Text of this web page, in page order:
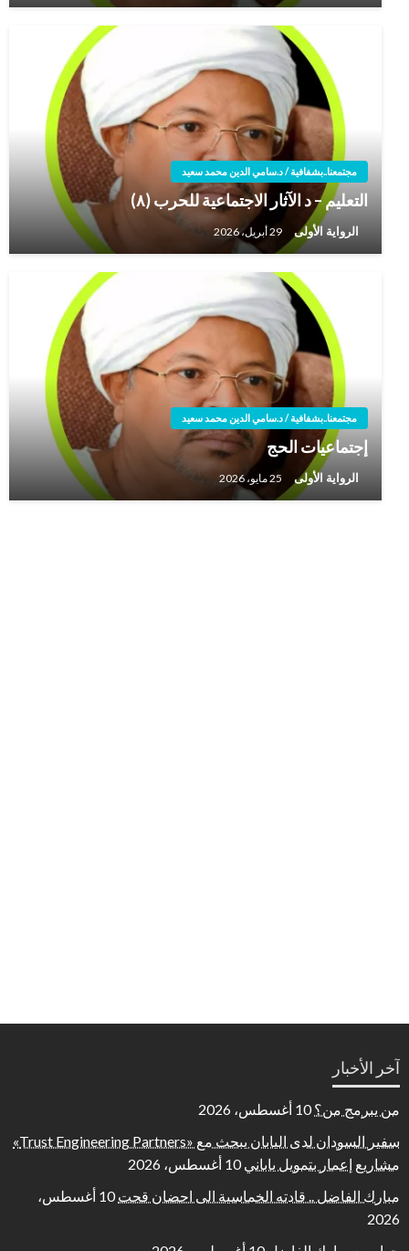
مجتمعنا..بشفافية / د.سامي الدين محمد سعيد
التعليم – د الآثار الاجتماعية للحرب (٨)
الرواية الأولى 29 أبريل، 2026
مجتمعنا..بشفافية / د.سامي الدين محمد سعيد
إجتماعيات الحج
الرواية الأولى 25 مايو، 2026
آخر الأخبار
من يبرمج من؟ 10 أغسطس، 2026
سفير السودان لدى اليابان يبحث مع «Trust Engineering Partners»
مشاريع إعمار بتمويل ياباني 10 أغسطس، 2026
مبارك الفاضل .. قادته الخماسية الى احضان قحت
10 أغسطس،
2026